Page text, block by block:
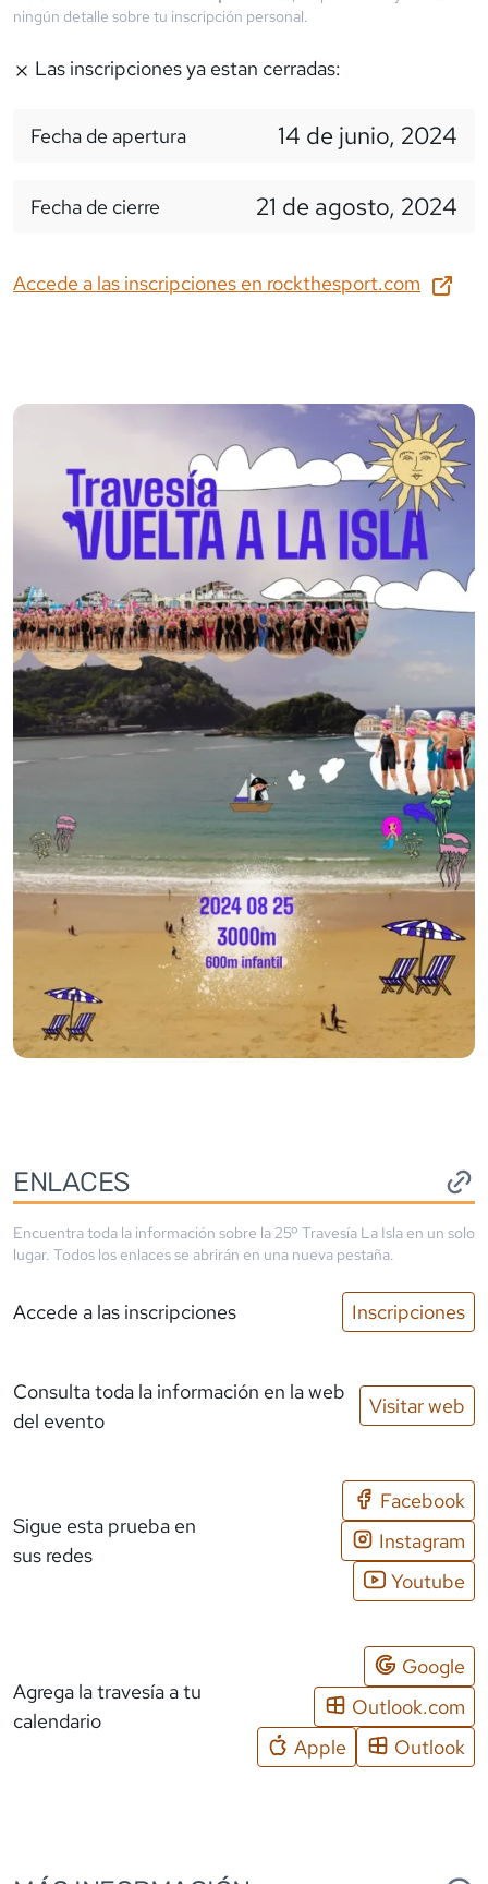
ningún detalle sobre tu inscripción personal.
Las inscripciones ya estan cerradas:
Fecha de apertura 14 de junio, 2024
Fecha de cierre 21 de agosto, 2024
Accede a las inscripciones en rockthesport.com
ENLACES
Encuentra toda la información sobre la25º Travesía La Isla en un solo
lugar. Todos los enlaces se abrirán en una nueva pestaña.
Accede a las inscripciones Inscripciones
Consulta toda la información en la web
del evento
Visitar web
Sigue esta prueba en
sus redes
Facebook
Instagram
Youtube
Agrega la travesía a tu
calendario
Google
Outlook.com
Apple
Outlook